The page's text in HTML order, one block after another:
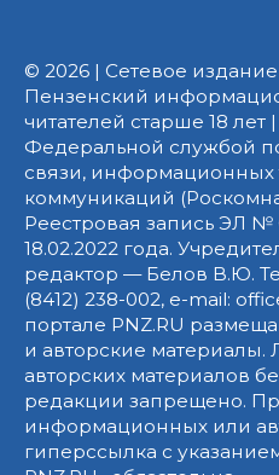
© 2026 | Сетевое
Пензенский
читателей старше 18 лет
Федеральной службой
связи, информационных
коммуникаций
Реестровая запись ЭЛ №
18.02.2022 года.
редактор — Белов В.Ю.
(8412) 238-002, e-mail:
портале PNZ.RU
и авторские материалы.
авторских материалов
редакции запрещено.
информационных или
гиперссылка с